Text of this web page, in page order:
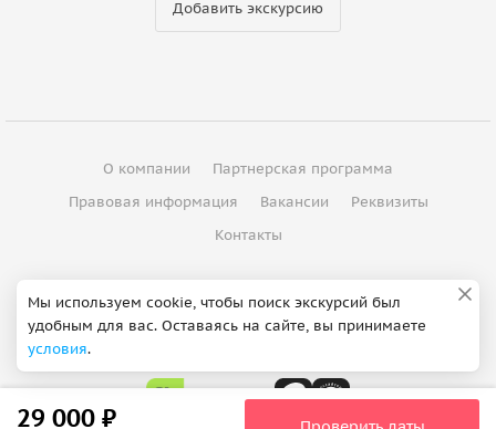
29 000 ₽
Добавить экскурсию
О компании
Партнерская программа
Правовая информация
Вакансии
Реквизиты
Контакты
© 2012 - 2026 ООО "Спутник"
Сделано в Петербурге
Мы используем cookie, чтобы поиск экскурсий был
удобным для вас. Оставаясь на сайте, вы принимаете
условия.